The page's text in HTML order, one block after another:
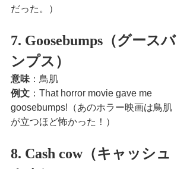
だった。）
7. Goosebumps（グースバ
ンプス）
意味 ：鳥肌
例文 ：That horror movie gave me
goosebumps!（あのホラー映画は鳥肌
が立つほど怖かった！）
8. Cash cow（キャッシュ